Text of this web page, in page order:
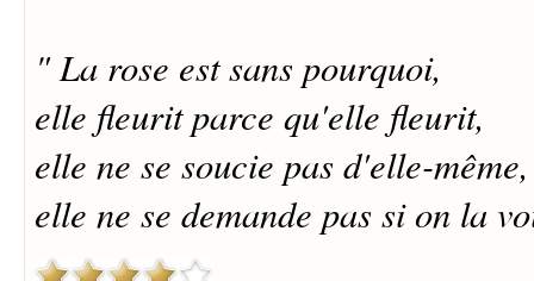
" La rose est sans pourquoi,
elle fleurit parce qu'elle fleurit,
elle ne se soucie pas d'elle-même,
elle ne se demande pas si on la